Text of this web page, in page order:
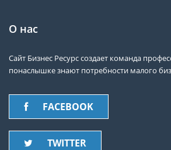
О нас
Сайт Бизнес Ресурс создает команда
понаслышке знают потребности малого
FACEBOOK
TWITTER